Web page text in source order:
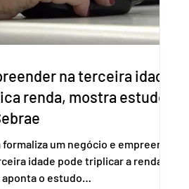
na terceira idade
renda, mostra estudo
formaliza um negócio e empreende
idade pode triplicar a renda. É
aponta o estudo